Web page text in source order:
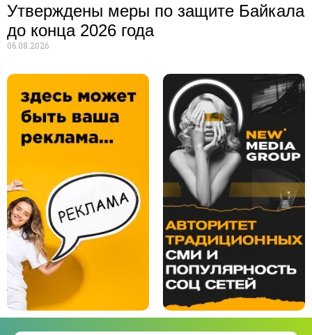
Утверждены меры по защите Байкала
до конца 2026 года
06.08.2026